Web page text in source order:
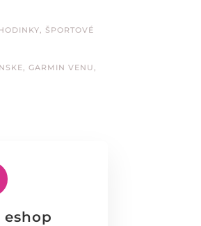
,ŠPORTOVÉ
,GARMIN VENU,